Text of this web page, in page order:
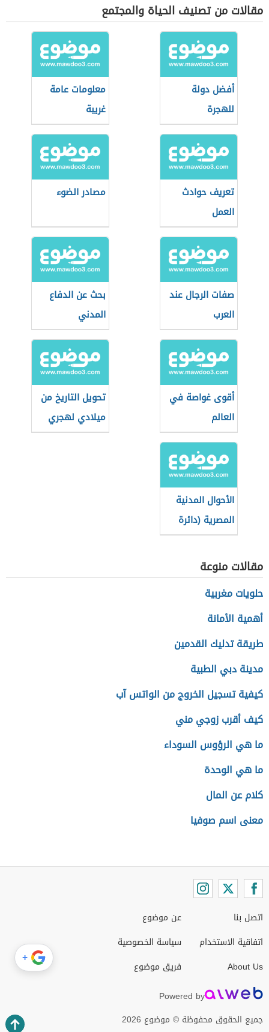
مقالات من تصنيف الحياة والمجتمع
أفضل دولة
للهجرة
معلومات عامة
غريبة
تعريف حوادث
العمل
مصادر الضوء
صفات الرجال عند
العرب
بحث عن الدفاع
المدني
أقوى غواصة في
العالم
تحويل التاريخ من
ميلادي لهجري
الأحوال المدنية
المصرية (دائرة
حكومية)
مقالات منوعة
حلويات مغربية
أهمية الأمانة
طريقة تدليك القدمين
مدينة دبي الطبية
كيفية تسجيل الخروج من الواتس آب
كيف أقرب زوجي مني
ما هي الرؤوس السوداء
ما هي الوحدة
كلام عن المال
معنى اسم صوفيا
اتصل بنا
اتفاقية الاستخدام
About Us
عن موضوع
سياسة الخصوصية
فريق موضوع
Powered by
جميع الحقوق محفوظة © موضوع 2026
+